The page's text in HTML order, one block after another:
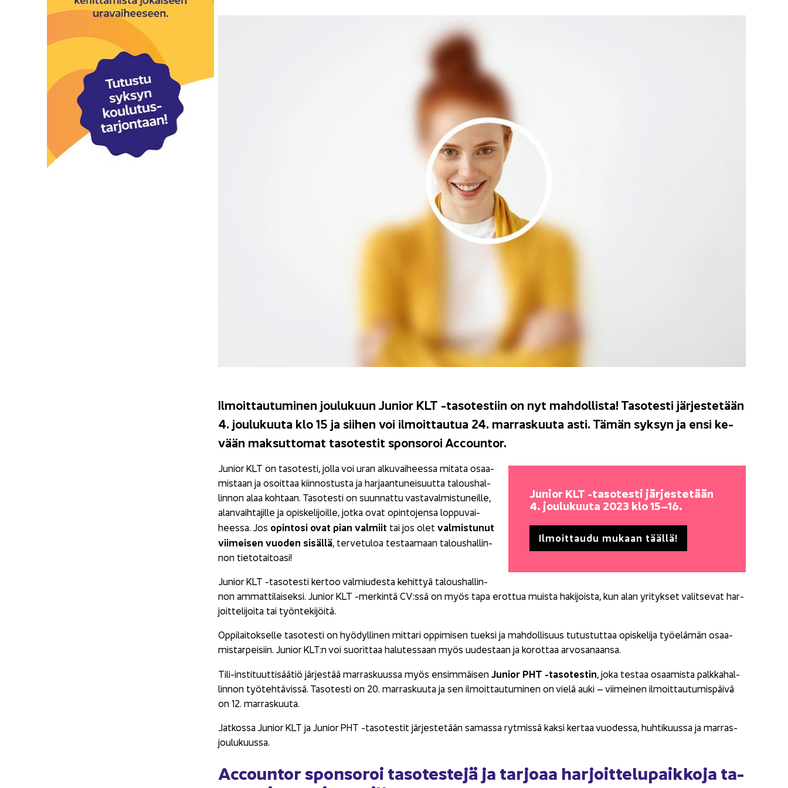
Il­moit­tau­tu­mi­nen jou­lu­kuun Ju­nior KLT -​tasotestiin on nyt mah­dol­lis­ta! Ta­so­tes­ti jär­jes­te­tään
4. jou­lu­kuu­ta klo 15 ja sii­hen voi il­moit­tau­tua 24. mar­ras­kuu­ta asti. Tämän syk­syn ja ensi ke­
vään mak­sut­to­mat ta­so­tes­tit spon­so­roi Accoun­tor.
Ju­nior KLT -​tasotesti jär­jes­te­tään
4. jou­lu­kuu­ta 2023 klo 15–16.
Il­moit­tau­du mu­kaan tääl­lä!
Ju­nior KLT on ta­so­tes­ti, jolla voi uran al­ku­vai­hees­sa mi­ta­ta osaa­
mis­taan ja osoit­taa kiin­nos­tus­ta ja har­jaan­tu­nei­suut­ta ta­lous­hal­
lin­non alaa koh­taan. Ta­so­tes­ti on suun­nat­tu vas­ta­val­mis­tu­neil­le,
alan­vaih­ta­jil­le ja opis­ke­li­joil­le, jotka ovat opin­to­jen­sa lop­pu­vai­
hees­sa. Jos opin­to­si ovat pian val­miit tai jos olet val­mis­tu­nut
vii­mei­sen vuo­den si­säl­lä, ter­ve­tu­loa tes­taa­maan ta­lous­hal­lin­
non tie­to­tai­toa­si!
Ju­nior KLT -​tasotesti ker­too val­miu­des­ta ke­hit­tyä ta­lous­hal­lin­
non am­mat­ti­lai­sek­si. Ju­nior KLT -​merkintä CV:ssä on myös tapa erot­tua muis­ta ha­ki­jois­ta, kun alan yri­tyk­set va­lit­se­vat har­
joit­te­li­joi­ta tai työn­te­ki­jöi­tä.
Op­pi­lai­tok­sel­le ta­so­tes­ti on hyö­dyl­li­nen mit­ta­ri op­pi­mi­sen tuek­si ja mah­dol­li­suus tu­tus­tut­taa opis­ke­li­ja työ­elä­män osaa­
mis­tar­pei­siin. Ju­nior KLT:n voi suo­rit­taa ha­lu­tes­saan myös uu­des­taan ja ko­rot­taa ar­vo­sa­naan­sa.
Tili-​instituuttisäätiö jär­jes­tää mar­ras­kuus­sa myös en­sim­mäi­sen Ju­nior PHT -​tasotestin, joka tes­taa osaa­mis­ta palk­ka­hal­
lin­non työ­teh­tä­vis­sä. Ta­so­tes­ti on 20. mar­ras­kuu­ta ja sen il­moit­tau­tu­mi­nen on vielä auki – vii­mei­nen il­moit­tau­tu­mis­päi­vä
on 12. mar­ras­kuu­ta.
Jat­kos­sa Ju­nior KLT ja Ju­nior PHT -​tasotestit jär­jes­te­tään sa­mas­sa ryt­mis­sä kaksi ker­taa vuo­des­sa, huh­ti­kuus­sa ja marras-​
joulukuussa.
Accoun­tor spon­so­roi ta­so­tes­te­jä ja tar­jo­aa har­joit­te­lu­paik­ko­ja ta­